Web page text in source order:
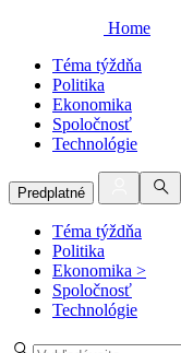
Home
Téma týždňa
Politika
Ekonomika
Spoločnosť
Technológie
Predplatné
Téma týždňa
Politika
Ekonomika >
Spoločnosť
Technológie